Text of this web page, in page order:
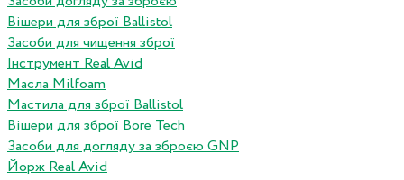
Вішери для зброї Ballistol
Засоби для чищення зброї
Інструмент Real Avid
Масла Milfoam
Мастила для зброї Ballistol
Вішери для зброї Bore Tech
Засоби для догляду за зброєю GNP
Йорж Real Avid